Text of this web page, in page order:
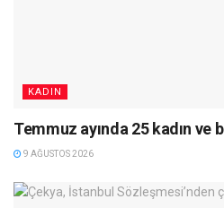
KADIN
Temmuz ayında 25 kadın
9 AĞUSTOS 2026